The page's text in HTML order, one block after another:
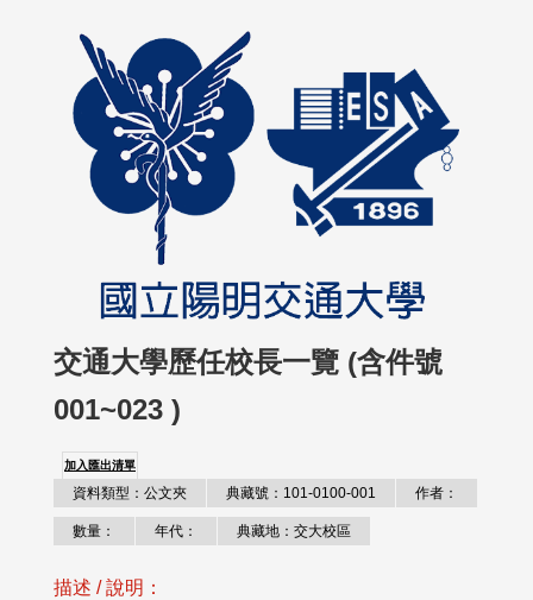
交通大學歷任校長一覽 (含件號
001~023 )
加入匯出清單
資料類型：公文夾 典藏號：101-0100-001 作者：
數量： 年代： 典藏地：交大校區
描述 / 說明：